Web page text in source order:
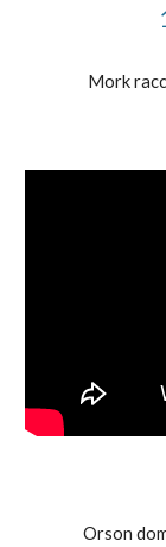
Mork
Orson